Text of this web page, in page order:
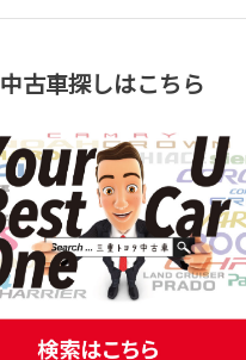
中古車探しはこちら